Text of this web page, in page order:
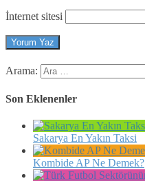
İnternet sitesi
Arama:
Son Eklenenler
Sakarya En Yakın Taksi
Kombide AP Ne Demek?